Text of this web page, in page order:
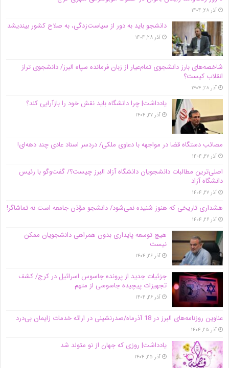
آذر ۲۸, ۱۴۰۴
دانشجو باید به دور از سیاست‌زدگی، به صلاح کشور بیندیشد
آذر ۲۸, ۱۴۰۴
شاخصه‌های بارز دانشجوی تمام‌عیار از زبان فرمانده سپاه البرز/ دانشجوی تراز
انقلاب کیست؟
آذر ۲۸, ۱۴۰۴
یادداشت| چرا دانشگاه باید نقش خود را بازآرایی کند؟
آذر ۲۷, ۱۴۰۴
مصائب دستگاه قضا در مواجهه با دعاوی ملکی/ دردسر اسناد عادی چند‌ دهه‌ای!
آذر ۲۷, ۱۴۰۴
اصلی‌ترین مطالبات دانشجویان دانشگاه آزاد البرز چیست؟/ گفت‌وگو با رئیس
دانشگاه آز‌اد
آذر ۲۷, ۱۴۰۴
هشداری تاریخی که هنوز شنیده نمی‌شود/ دانشجو مؤذن جامعه است نه تماشاگر!
آذر ۲۶, ۱۴۰۴
هیچ توسعه پایداری بدون همراهی دانشجویان ممکن
نیست
آذر ۲۶, ۱۴۰۴
جزئیات جدید از پرونده جاسوس اسرائیل در کرج/‌ کشف
تجهیزات پیچیده جاسوسی از متهم
آذر ۲۶, ۱۴۰۴
عناوین روزنامه‌های البرز در ‌18 آذرماه/صدرنشینی در ارائه خدمات زایمان بی‌درد
آذر ۲۵, ۱۴۰۴
یادداشت| روزی که جهان از نو متولد شد
آذر ۲۵, ۱۴۰۴